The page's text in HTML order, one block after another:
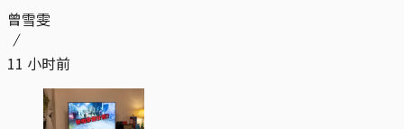
曾雪雯
11 小时前